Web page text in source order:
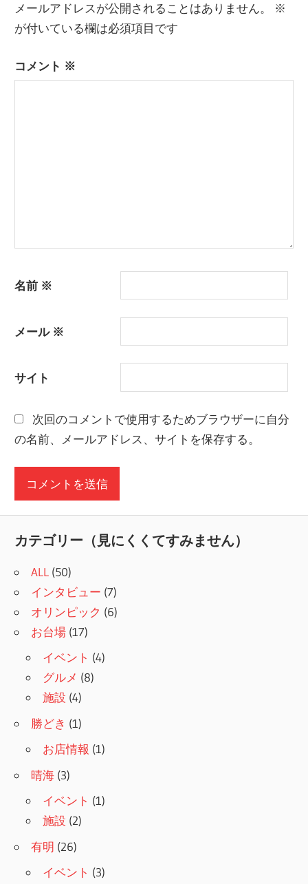
ゲ
シ
メールアドレスが公開されることはありません。
※
が付いている欄は必須項目です
コメント ※
名前 ※
メール ※
サイト
次回のコメントで使用するためブラウザーに自分
の名前、メールアドレス、サイトを保存する。
カテゴリー（見にくくてすみません）
ALL (50)
インタビュー (7)
オリンピック (6)
お台場 (17)
イベント (4)
グルメ (8)
施設 (4)
勝どき (1)
お店情報 (1)
晴海 (3)
イベント (1)
施設 (2)
有明 (26)
イベント (3)